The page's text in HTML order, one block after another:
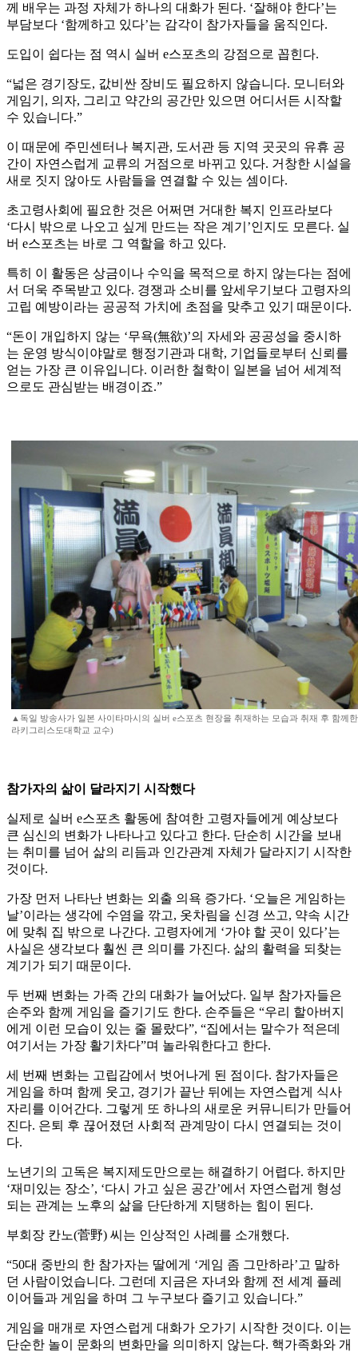
께 배우는 과정 자체가 하나의 대화가 된다. ‘잘해야 한다’는
부담보다 ‘함께하고 있다’는 감각이 참가자들을 움직인다.
도입이 쉽다는 점 역시 실버 e스포츠의 강점으로 꼽힌다.
“넓은 경기장도, 값비싼 장비도 필요하지 않습니다. 모니터와
게임기, 의자, 그리고 약간의 공간만 있으면 어디서든 시작할
수 있습니다.”
이 때문에 주민센터나 복지관, 도서관 등 지역 곳곳의 유휴 공
간이 자연스럽게 교류의 거점으로 바뀌고 있다. 거창한 시설을
새로 짓지 않아도 사람들을 연결할 수 있는 셈이다.
초고령사회에 필요한 것은 어쩌면 거대한 복지 인프라보다
‘다시 밖으로 나오고 싶게 만드는 작은 계기’인지도 모른다. 실
버 e스포츠는 바로 그 역할을 하고 있다.
특히 이 활동은 상금이나 수익을 목적으로 하지 않는다는 점에
서 더욱 주목받고 있다. 경쟁과 소비를 앞세우기보다 고령자의
고립 예방이라는 공공적 가치에 초점을 맞추고 있기 때문이다.
“돈이 개입하지 않는 ‘무욕(無欲)’의 자세와 공공성을 중시하
는 운영 방식이야말로 행정기관과 대학, 기업들로부터 신뢰를
얻는 가장 큰 이유입니다. 이러한 철학이 일본을 넘어 세계적
으로도 관심받는 배경이죠.”
▲독일 방송사가 일본 사이타마시의 실버 e스포츠 현장을 취재하는 모습과 취재 후 함께
라키그리스도대학교 교수)
참가자의 삶이 달라지기 시작했다
실제로 실버 e스포츠 활동에 참여한 고령자들에게 예상보다
큰 심신의 변화가 나타나고 있다고 한다. 단순히 시간을 보내
는 취미를 넘어 삶의 리듬과 인간관계 자체가 달라지기 시작한
것이다.
가장 먼저 나타난 변화는 외출 의욕 증가다. ‘오늘은 게임하는
날’이라는 생각에 수염을 깎고, 옷차림을 신경 쓰고, 약속 시간
에 맞춰 집 밖으로 나간다. 고령자에게 ‘가야 할 곳이 있다’는
사실은 생각보다 훨씬 큰 의미를 가진다. 삶의 활력을 되찾는
계기가 되기 때문이다.
두 번째 변화는 가족 간의 대화가 늘어났다. 일부 참가자들은
손주와 함께 게임을 즐기기도 한다. 손주들은 “우리 할아버지
에게 이런 모습이 있는 줄 몰랐다”, “집에서는 말수가 적은데
여기서는 가장 활기차다”며 놀라워한다고 한다.
세 번째 변화는 고립감에서 벗어나게 된 점이다. 참가자들은
게임을 하며 함께 웃고, 경기가 끝난 뒤에는 자연스럽게 식사
자리를 이어간다. 그렇게 또 하나의 새로운 커뮤니티가 만들어
진다. 은퇴 후 끊어졌던 사회적 관계망이 다시 연결되는 것이
다.
노년기의 고독은 복지제도만으로는 해결하기 어렵다. 하지만
‘재미있는 장소’, ‘다시 가고 싶은 공간’에서 자연스럽게 형성
되는 관계는 노후의 삶을 단단하게 지탱하는 힘이 된다.
부회장 칸노(菅野) 씨는 인상적인 사례를 소개했다.
“50대 중반의 한 참가자는 딸에게 ‘게임 좀 그만하라’고 말하
던 사람이었습니다. 그런데 지금은 자녀와 함께 전 세계 플레
이어들과 게임을 하며 그 누구보다 즐기고 있습니다.”
게임을 매개로 자연스럽게 대화가 오가기 시작한 것이다. 이는
단순한 놀이 문화의 변화만을 의미하지 않는다. 핵가족화와 개